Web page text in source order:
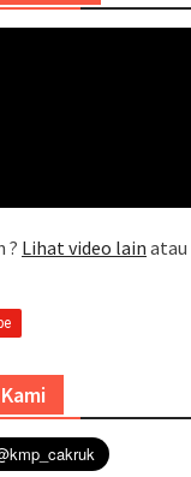
? Lihat video lain